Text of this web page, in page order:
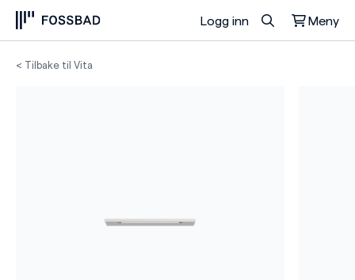
Logg inn Meny
Du har ingen produkter i handlekurven.
< Tilbake til Vita